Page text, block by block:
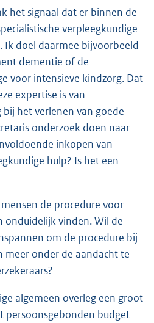
het signaal dat er binnen de
verpleegkundige
Ik doel daarmee bijvoorbeeld
dementie of de
voor intensieve kindzorg. Dat
expertise is van
het verlenen van goede
onderzoek doen naar
inkopen van
hulp? Is het een
de procedure voor
onduidelijk vinden. Wil de
om de procedure bij
meer onder de aandacht te
algemeen overleg een groot
persoonsgebonden budget